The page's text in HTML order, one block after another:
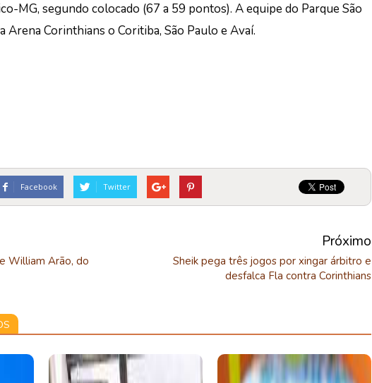
MG, segundo colocado (67 a 59 pontos). A equipe do Parque São
Arena Corinthians o Coritiba, São Paulo e Avaí.
Facebook Twitter
William Arão, do
Próximo
Sheik pega três jogos por xingar árbitro e
desfalca Fla contra Corinthians